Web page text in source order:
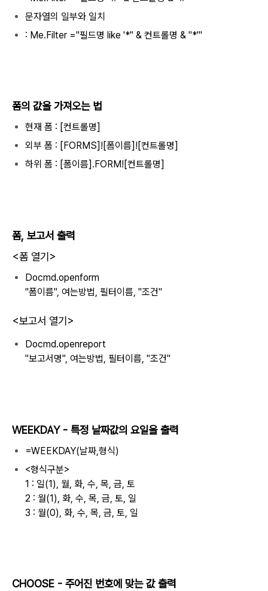
문자열의 일부와 일치
: Me.Filter ="필드명 like '*" & 컨트롤명 & "*'"
폼의 값을 가져오는 법
현재 폼 : [컨트롤명]
외부 폼 : [FORMS]![폼이름]![컨트롤명]
하위 폼 : [폼이름].FORM![컨트롤명]
폼, 보고서 출력
<폼 열기>
Docmd.openform
"폼이름", 여는방법, 필터이름, "조건"
<보고서 열기>
Docmd.openreport
"보고서명", 여는방법, 필터이름, "조건"
WEEKDAY - 특정 날짜값의 요일을 출력
=WEEKDAY(날짜,형식)
<형식구분>
1 : 일(1), 월, 화, 수, 목, 금, 토
2 : 월(1), 화, 수, 목, 금, 토, 일
3 : 월(0), 화, 수, 목, 금, 토, 일
CHOOSE - 주어진 번호에 맞는 값 출력